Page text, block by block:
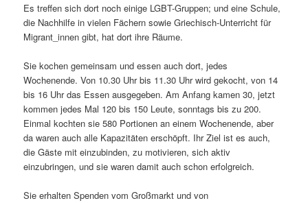
Es treffen sich dort noch einige LGBT-Gruppen; und eine Schule,
die Nachhilfe in vielen Fächern sowie Griechisch-Unterricht für
Migrant_innen gibt, hat dort ihre Räume.
Sie kochen gemeinsam und essen auch dort, jedes
Wochenende. Von 10.30 Uhr bis 11.30 Uhr wird gekocht, von 14
bis 16 Uhr das Essen ausgegeben. Am Anfang kamen 30, jetzt
kommen jedes Mal 120 bis 150 Leute, sonntags bis zu 200.
Einmal kochten sie 580 Portionen an einem Wochenende, aber
da waren auch alle Kapazitäten erschöpft. Ihr Ziel ist es auch,
die Gäste mit einzubinden, zu motivieren, sich aktiv
einzubringen, und sie waren damit auch schon erfolgreich.
Sie erhalten Spenden vom Großmarkt und von